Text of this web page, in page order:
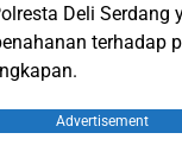
Deli Serdang
terhadap
Advertisement